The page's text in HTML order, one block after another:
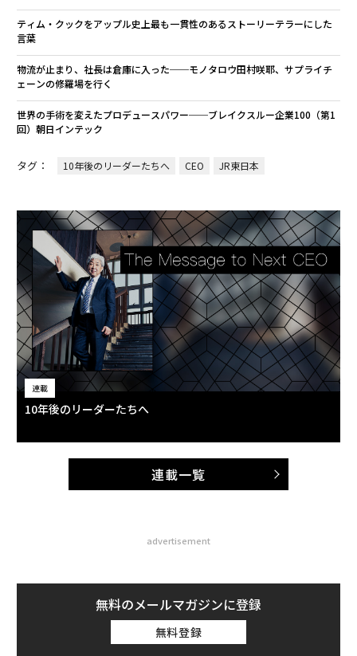
ティム・クックをアップル史上最も一貫性のあるストーリーテラーにした
言葉
物流が止まり、社長は倉庫に入った──モノタロウ田村咲耶、サプライチ
ェーンの修羅場を行く
世界の手術を変えたプロデュースパワー──ブレイクスルー企業100（第1
回）朝日インテック
タグ： 10年後のリーダーたちへ CEO JR東日本
連載
10年後のリーダーたちへ
連載一覧
advertisement
無料のメールマガジンに登録
無料登録